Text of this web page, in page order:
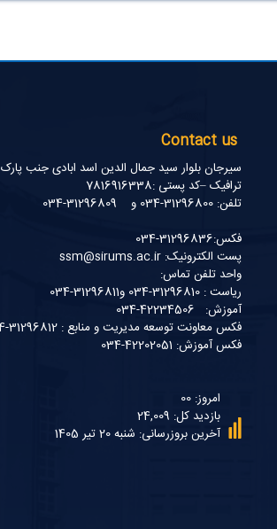
Contact us
سیرجان بلوار سید جمال الدین اسد ابادی جنب پارک
ترافیک –کد پستی :7816916338
تلفن: 31296800-034 و 31296809-034
فکس:31296836-034
پست الکترونیک: ssm@sirums.ac.ir
واحد تلفن تماس:
ریاست : 31296810-034 و31296811-034
آموزش: 42234506-034
فکس معاونت توسعه مدیریت و منابع : 31296812-034
فکس آموزش: 42202051-034
امروز: 00
بازدید کل: 24,009
آخرین بروزرسانی: شنبه 20 تیر 1405